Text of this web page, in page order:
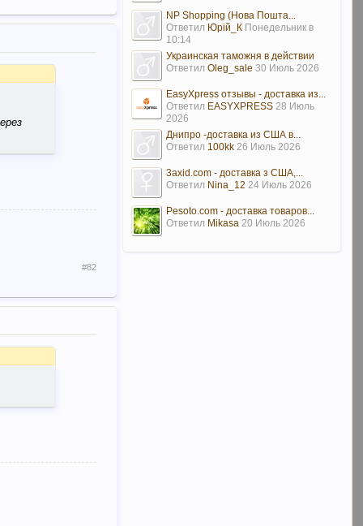
#82
NP Shopping (Нова Пошта...
Ответил Юрій_К Понедельник в
10:14
Украинская таможня в действии
Ответил Oleg_sale 30 Июль 2026
EasyXpress отзывы - доставка из...
Ответил EASYXPRESS 28 Июль
2026
Днипро -доставка из США в...
Ответил 100kk 26 Июль 2026
3axid.com - доставка з США,...
Ответил Nina_12 24 Июль 2026
Pesoto.com - доставка товаров...
Ответил Mikasa 20 Июль 2026